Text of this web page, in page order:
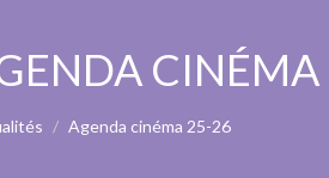
Agenda cinéma 25-26